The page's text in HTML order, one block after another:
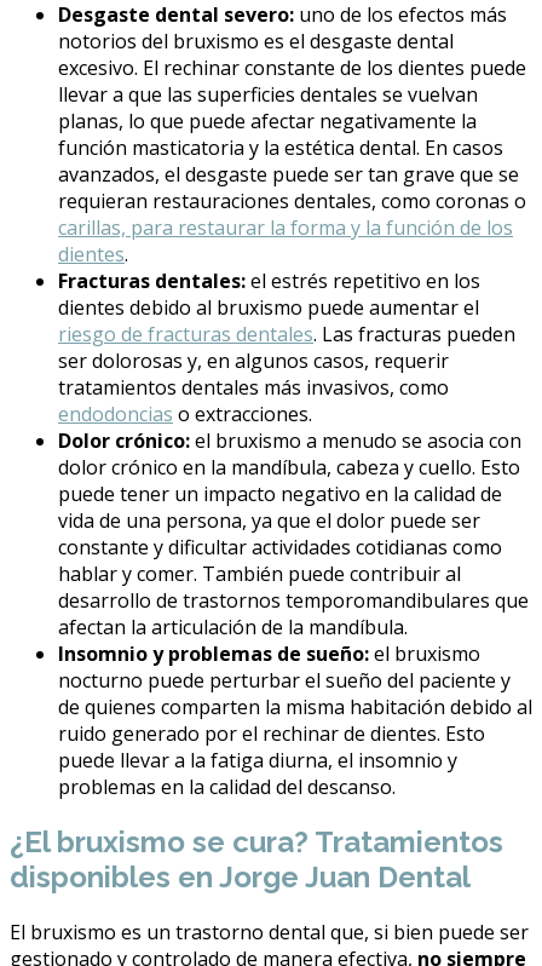
Desgaste dental severo: uno de los efectos más
notorios del bruxismo es el desgaste dental
excesivo. El rechinar constante de los dientes puede
llevar a que las superficies dentales se vuelvan
planas, lo que puede afectar negativamente la
función masticatoria y la estética dental. En casos
avanzados, el desgaste puede ser tan grave que se
requieran restauraciones dentales, como coronas o
carillas, para restaurar la forma y la función de los
dientes.
Fracturas dentales:el estrés repetitivo en los
dientes debido al bruxismo puede aumentar el
riesgo de fracturas dentales. Las fracturas pueden
ser dolorosas y, en algunos casos, requerir
tratamientos dentales más invasivos, como
endodoncias o extracciones.
Dolor crónico:el bruxismo a menudo se asocia con
dolor crónico en la mandíbula, cabeza y cuello. Esto
puede tener un impacto negativo en la calidad de
vida de una persona, ya que el dolor puede ser
constante y dificultar actividades cotidianas como
hablar y comer. También puede contribuir al
desarrollo de trastornos temporomandibulares que
afectan la articulación de la mandíbula.
Insomnio y problemas de sueño:el bruxismo
nocturno puede perturbar el sueño del paciente y
de quienes comparten la misma habitación debido al
ruido generado por el rechinar de dientes. Esto
puede llevar a la fatiga diurna, el insomnio y
problemas en la calidad del descanso.
¿El bruxismo se cura? Tratamientos
disponibles en Jorge Juan Dental
El bruxismo es un trastorno dental que, si bien puede ser
gestionado y controlado de manera efectiva, no siempre